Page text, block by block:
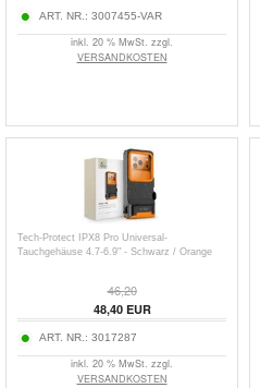
ART. NR.: 3007455-VAR
inkl. 20 % MwSt. zzgl.
VERSANDKOSTEN
Tech-Protect IPX8 Pro Universal-
Tauchgehäuse 4.7-6.9" - Schwarz / Orange
46,20
48,40EUR
ART. NR.: 3017287
inkl. 20 % MwSt. zzgl.
VERSANDKOSTEN